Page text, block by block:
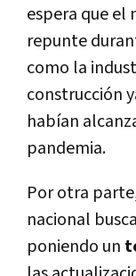
espera que el
repunte
como la
construcción
habían
pandemia.
Por otra
nacional
poniendo un